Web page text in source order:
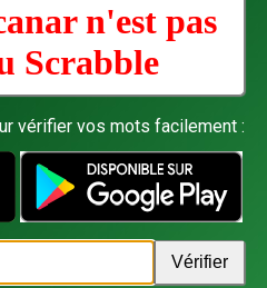
n'est pas
Scrabble
vérifier vos mots facilement :